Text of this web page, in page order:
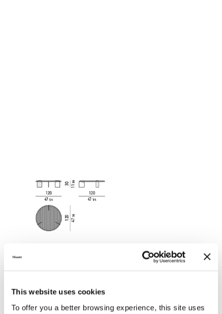
This website uses cookies
To offer you a better browsing experience, this site uses